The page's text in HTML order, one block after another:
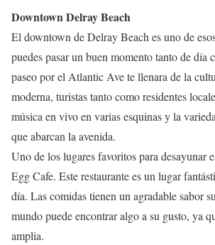
Downtown Delray Beach
El downtown de Delray Beach es uno de
puedes pasar un buen momento tanto de día
paseo por el Atlantic Ave te llenara de la
moderna, turistas tanto como residentes
música en vivo en varias esquinas y la
que abarcan la avenida.
Uno de los lugares favoritos para desayunar
Egg Cafe. Este restaurante es un lugar
día. Las comidas tienen un agradable sabor
mundo puede encontrar algo a su gusto, ya
amplia.